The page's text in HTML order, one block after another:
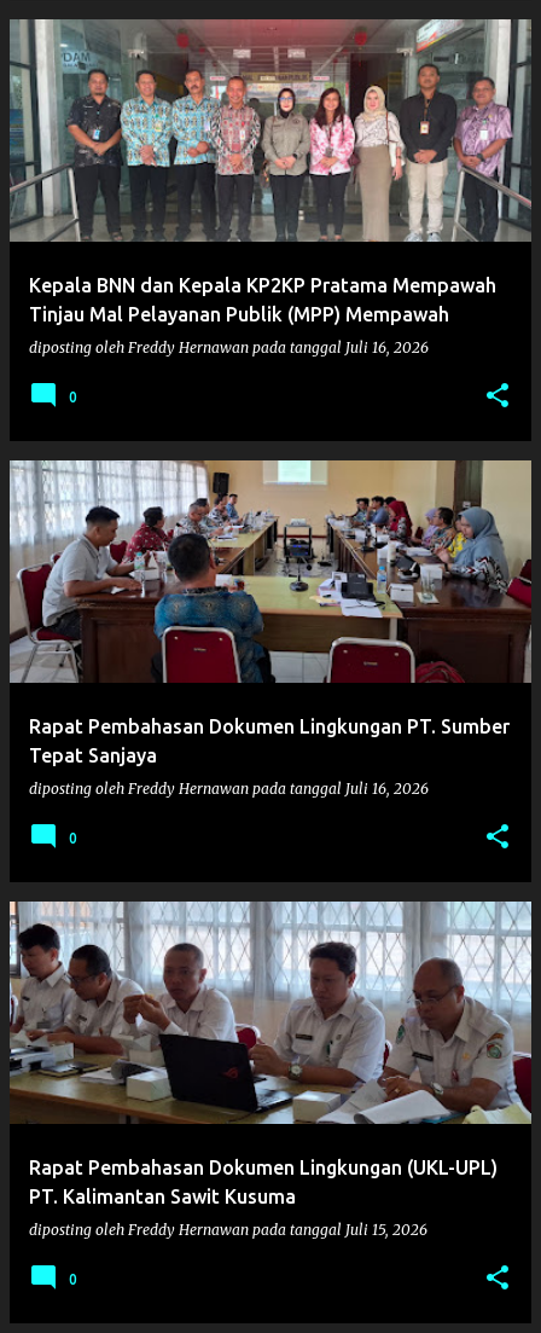
Kepala BNN dan Kepala KP2KP Pratama Mempawah
Tinjau Mal Pelayanan Publik (MPP) Mempawah
diposting oleh Freddy Hernawan pada tanggal Juli 16, 2026
0
Rapat Pembahasan Dokumen Lingkungan PT. Sumber
Tepat Sanjaya
diposting oleh Freddy Hernawan pada tanggal Juli 16, 2026
0
Rapat Pembahasan Dokumen Lingkungan (UKL-UPL)
PT. Kalimantan Sawit Kusuma
diposting oleh Freddy Hernawan pada tanggal Juli 15, 2026
0